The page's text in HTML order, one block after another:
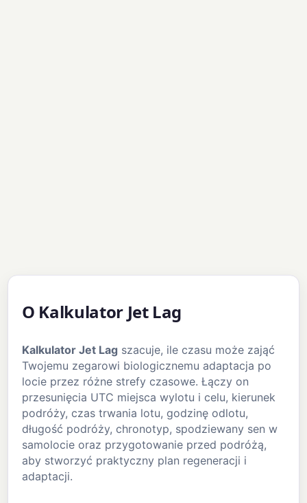
O Kalkulator Jet Lag
Kalkulator Jet Lag szacuje, ile czasu może zająć
Twojemu zegarowi biologicznemu adaptacja po
locie przez różne strefy czasowe. Łączy on
przesunięcia UTC miejsca wylotu i celu, kierunek
podróży, czas trwania lotu, godzinę odlotu,
długość podróży, chronotyp, spodziewany sen w
samolocie oraz przygotowanie przed podróżą,
aby stworzyć praktyczny plan regeneracji i
adaptacji.